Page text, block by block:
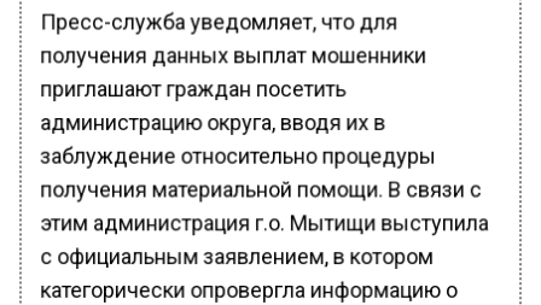
Пресс-служба уведомляет, что для
получения данных выплат мошенники
приглашают граждан посетить
администрацию округа, вводя их в
заблуждение относительно процедуры
получения материальной помощи. В связи с
этим администрация г.о. Мытищи выступила
с официальным заявлением, в котором
категорически опровергла информацию о